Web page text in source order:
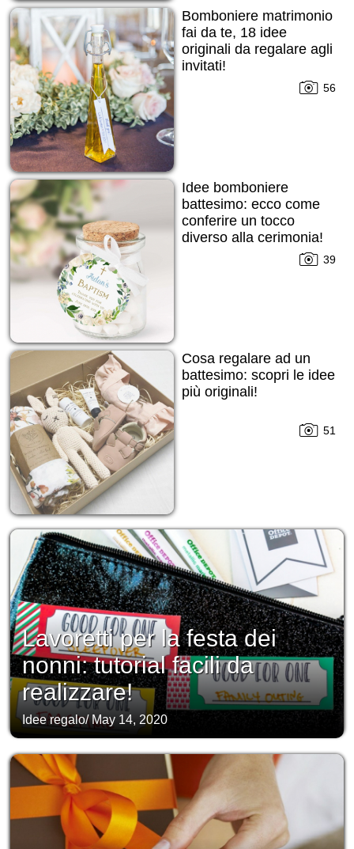
Bomboniere matrimonio
fai da te, 18 idee
originali da regalare agli
invitati!
56
Idee bomboniere
battesimo: ecco come
conferire un tocco
diverso alla cerimonia!
39
Cosa regalare ad un
battesimo: scopri le idee
più originali!
51
Lavoretti per la festa dei
nonni: tutorial facili da
realizzare!
Idee regalo/ May 14, 2020